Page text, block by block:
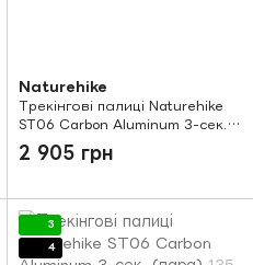
Naturehike
Трекінгові палиці Naturehike
ST06 Carbon Aluminum 3-сек.
(пара) NH17D006-D moonlight
silver
2 905 грн
3
4